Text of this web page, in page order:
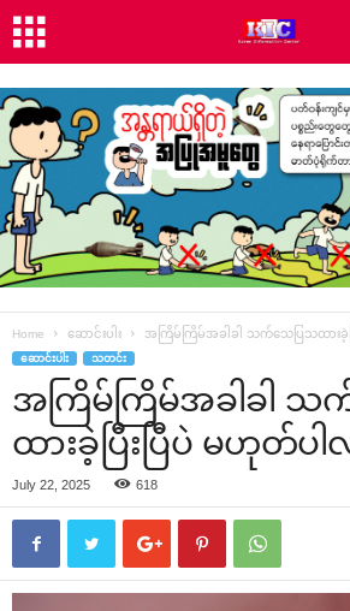
Home ဆောင်းပါး အကြိမ်ကြိမ်အခါခါ သက်သေပြသထားခဲ့ပ
ဆောင်းပါး သတင်း
အကြိမ်ကြိမ်အခါခါ သ
ထားခဲ့ပြီးပြီပဲ မဟုတ်ပါ
July 22, 2025 618